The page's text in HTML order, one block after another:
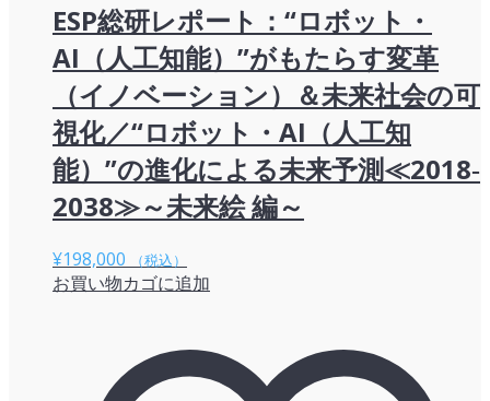
ESP総研レポート：“ロボット・
AI（人工知能）”がもたらす変革
（イノベーション）＆未来社会の可
視化／“ロボット・AI（人工知
能）”の進化による未来予測≪2018‐
2038≫～未来絵 編～
¥198,000 （税込）
お買い物カゴに追加